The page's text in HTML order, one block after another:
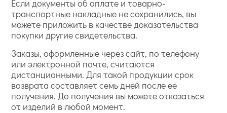
Если документы об оплате и товарно-
транспортные накладные не сохранились, вы
можете приложить в качестве доказательства
покупки другие свидетельства.
Заказы, оформленные через сайт, по телефону
или электронной почте, считаются
дистанционными. Для такой продукции срок
возврата составляет семь дней после ее
получения. До получения вы можете отказаться
от изделий в любой момент.